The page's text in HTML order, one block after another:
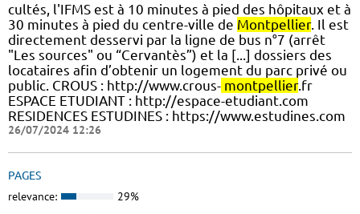
cultés, l'IFMS est à 10 minutes à pied des hôpitaux et à
30 minutes à pied du centre-ville de Montpellier. Il est
directement desservi par la ligne de bus n°7 (arrêt
"Les sources" ou “Cervantès”) et la [...] dossiers des
locataires afin d’obtenir un logement du parc privé ou
public. CROUS : http://www.crous- montpellier.fr
ESPACE ETUDIANT : http://espace-etudiant.com
RESIDENCES ESTUDINES : https://www.estudines.com
26/07/2024 12:26
PAGES
relevance: 29%